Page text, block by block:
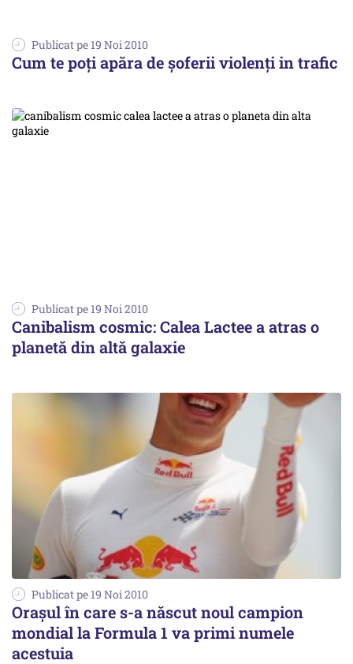
Publicat pe 19 Noi 2010
Cum te poţi apăra de şoferii violenţi in trafic
Publicat pe 19 Noi 2010
Canibalism cosmic: Calea Lactee a atras o
planetă din altă galaxie
Publicat pe 19 Noi 2010
Oraşul în care s-a născut noul campion
mondial la Formula 1 va primi numele
acestuia